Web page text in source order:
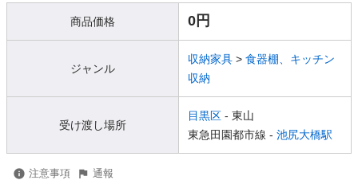
商品価格 0円
ジャンル
収納家具 > 食器棚、キッチン
収納
受け渡し場所
目黒区 - 東山
東急田園都市線 - 池尻大橋駅
注意事項 通報